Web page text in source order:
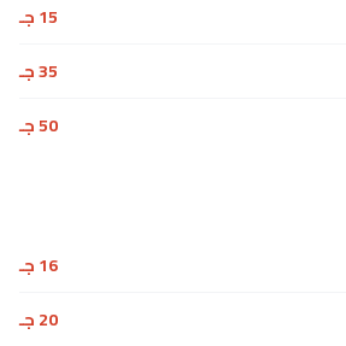
15 جـ
35 جـ
50 جـ
16 جـ
20 جـ